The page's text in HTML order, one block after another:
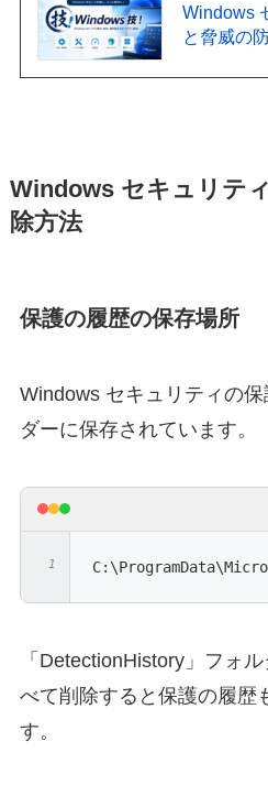
Windows
と脅威の
Windows セキュリテ
除方法
保護の履歴の保存場所
Windows セキュリティの
ダーに保存されています。
「DetectionHistory」フォ
べて削除すると保護の履歴
す。